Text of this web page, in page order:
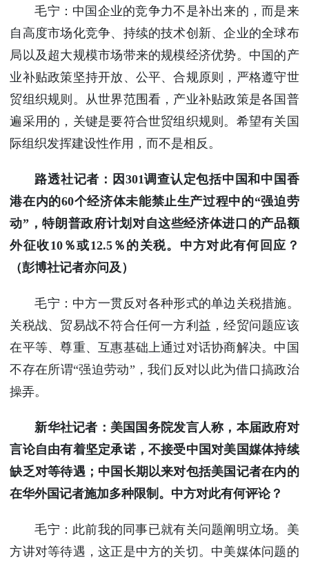
毛宁：中国企业的竞争力不是补出来的，而是来
自高度市场化竞争、持续的技术创新、企业的全球布
局以及超大规模市场带来的规模经济优势。中国的产
业补贴政策坚持开放、公平、合规原则，严格遵守世
贸组织规则。从世界范围看，产业补贴政策是各国普
遍采用的，关键是要符合世贸组织规则。希望有关国
际组织发挥建设性作用，而不是相反。
路透社记者：因301调查认定包括中国和中国香
港在内的60个经济体未能禁止生产过程中的“强迫劳
动”，特朗普政府计划对自这些经济体进口的产品额
外征收10％或12.5％的关税。中方对此有何回应？
（彭博社记者亦问及）
毛宁：中方一贯反对各种形式的单边关税措施。
关税战、贸易战不符合任何一方利益，经贸问题应该
在平等、尊重、互惠基础上通过对话协商解决。中国
不存在所谓“强迫劳动”，我们反对以此为借口搞政治
操弄。
新华社记者：美国国务院发言人称，本届政府对
言论自由有着坚定承诺，不接受中国对美国媒体持续
缺乏对等待遇；中国长期以来对包括美国记者在内的
在华外国记者施加多种限制。中方对此有何评论？
毛宁：此前我的同事已就有关问题阐明立场。美
方讲对等待遇，这正是中方的关切。中美媒体问题的